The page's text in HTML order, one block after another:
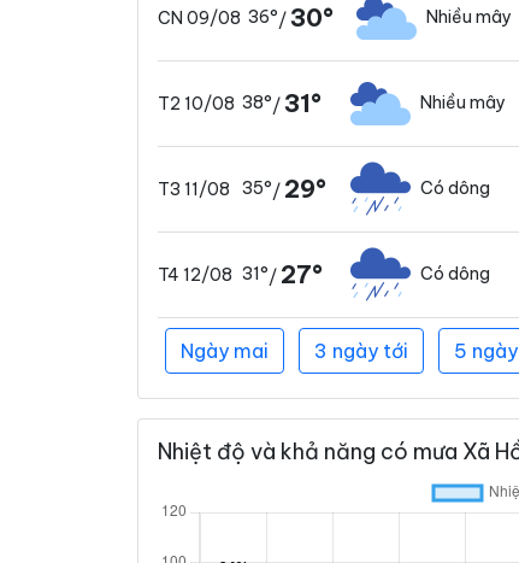
CN 09/08 36°/30° Nhiều mây
T2 10/08 38°/31° Nhiều mây
T3 11/08 35°/ 29° Có dông
T4 12/08 31°/ 27° Có dông
Ngày mai 3 ngày tới 5
Nhiệt độ và khả năng có mưa Xã